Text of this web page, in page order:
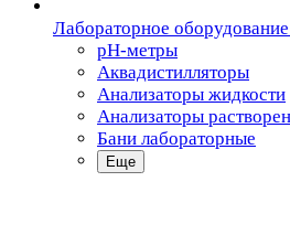
Лабораторное оборудование
pH-метры
Аквадистилляторы
Анализаторы жидкости
Анализаторы
Бани лабораторные
Еще